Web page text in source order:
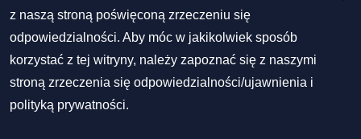
z naszą stroną poświęconą zrzeczeniu się
odpowiedzialności. Aby móc w jakikolwiek sposób
korzystać z tej witryny, należy zapoznać się z naszymi
stroną zrzeczenia się odpowiedzialności/ujawnienia i
polityką prywatności.